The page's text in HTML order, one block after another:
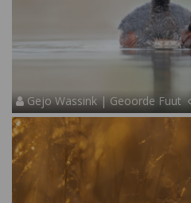
Gejo Wassink | Geoorde Fuut